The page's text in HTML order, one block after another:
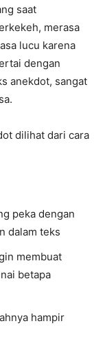
saat
merasa
lucu karena
dengan
anekdot, sangat
dilihat dari cara
peka dengan
dalam teks
membuat
betapa
hampir